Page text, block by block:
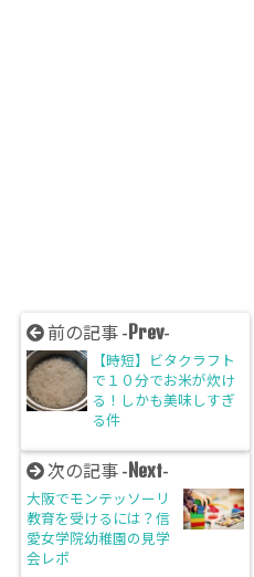
前の記事 - Prev-
【時短】ビタクラフト
で１０分でお米が炊け
る！しかも美味しすぎ
る件
次の記事 - Next-
大阪でモンテッソーリ
教育を受けるには？信
愛女学院幼稚園の見学
会レポ